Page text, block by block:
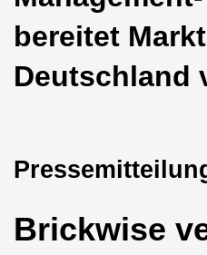
bereitet
Deutschland
Brickwise